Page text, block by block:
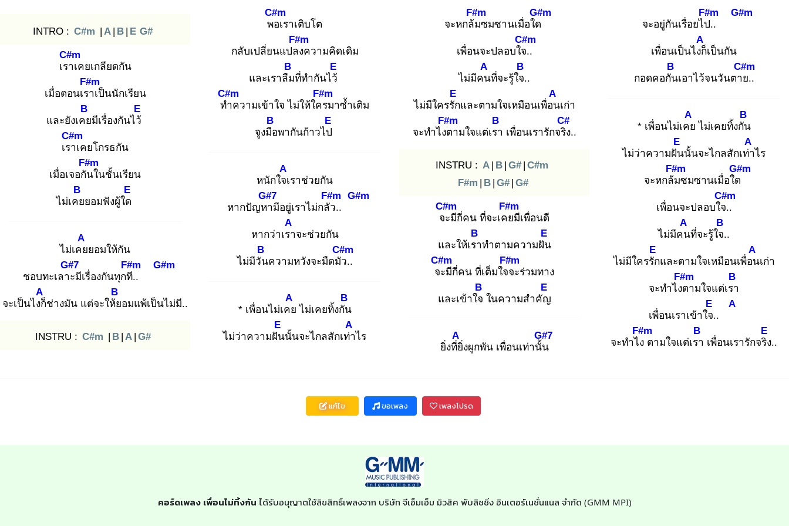
INTRO : C#m | A | B | E G#
เรา
C#m
เคยเกลียดกัน
เมื่อตอนเรา
F#m
เป็นนักเรียน
และยังเคย
B
มีเรื่องกันไว้
E
เรา
C#m
เคยโกรธกัน
เมื่อเจอกัน
F#m
ในชั้นเรียน
ไม่เคย
B
ยอมฟังผู้ใด
E
ไม่เคย
A
ยอมให้กัน
ชอบทะเลาะ
G#7
มีเรื่องกันทุกที.
F#m
.
G#m
จะเป็นไงก็
A
ช่างมัน แต่จะให้ย
B
อมแพ้เป็นไม่มี..
INSTRU : C#m | B | A | G#
พอ
C#m
เราเติบโต
กลับเปลี่ยนแปลง
F#m
ความคิดเดิม
และเราลืม
B
ที่ทำกันไว้
E
ทำ
C#m
ความเข้าใจ ไม่ให้ใคร
F#m
มาซ้ำเติม
จูงมือ
B
พากันก้าวไป
E
หนักใจเ
A
ราช่วยกัน
หากปัญหา
G#7
มีอยู่เราไม่กลัว
F#m
..
G#m
หากว่าเรา
A
จะช่วยกัน
ไม่มีวัน
B
ความหวังจะมืดมัว
C#m
..
* เพื่อนไม่เคย
A
ไม่เคยทิ้งกัน
B
ไม่ว่าความฝัน
E
นั้นจะไกลสักเท่า
A
ไร
จะหกล้ม
F#m
ซมซานเมื่อใด
G#m
เพื่อนจะปลอบใจ.
C#m
.
ไม่มีคน
A
ที่จะรู้ใจ.
B
.
ไม่มีใครรัก
E
และตามใจเหมือนเพื่อน
A
เก่า
จะทำไงต
F#m
ามใจแต่เรา
B
เพื่อนเรารักจริง
C#
..
INSTRU : A | B | G# | C#m
F#m | B | G# | G#
จะ
C#m
มีกี่คน ที่จะเคย
F#m
มีเพื่อนดี
และให้เรา
B
ทำตามความฝัน
E
จะ
C#m
มีกี่คน ที่เต็มใจจ
F#m
ะร่วมทาง
และเข้าใจ
B
ในความสำคัญ
E
ยิ่งที่ยิ่
A
งผูกพัน เพื่อนเท่านั้น
G#7
จะอยู่กันเรื่อยไป.
F#m
.
G#m
เพื่อนเป็นไงก็
A
เป็นกัน
กอดคอกัน
B
เอาไว้จนวันตาย
C#m
..
* เพื่อนไม่เคย
A
ไม่เคยทิ้งกัน
B
ไม่ว่าความฝัน
E
นั้นจะไกลสักเท่า
A
ไร
จะหกล้ม
F#m
ซมซานเมื่อใด
G#m
เพื่อนจะปลอบใจ.
C#m
.
ไม่มีคน
A
ที่จะรู้ใจ.
B
.
ไม่มีใครรัก
E
และตามใจเหมือนเพื่อน
A
เก่า
จะทำไงต
F#m
ามใจแต่เรา
B
เพื่อนเราเข้าใจ.
E
.
A
จะทำไง
F#m
ตามใจแต่เรา
B
เพื่อนเรารักจริง
E
..
แก้ไข ขอเพลง เพลงโปรด
คอร์ดเพลง เพื่อนไม่ทิ้งกัน ได้รับอนุญาตใช้ลิขสิทธิ์เพลงจาก บริษัท จีเอ็มเอ็ม มิวสิค พับลิชชิ่ง อินเตอร์เนชั่นแนล จำกัด (GMM MPI)